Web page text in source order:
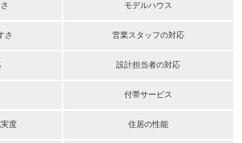
モデルハウス
さ 営業スタッフの対応
設計担当者の対応
付帯サービス
度 住居の性能